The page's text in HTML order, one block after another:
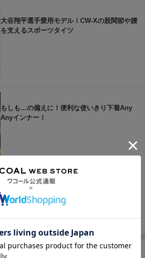
大谷翔平選手愛用モデル！CW-Xの股関節や腰
を支えるスポーツタイツ
もしも…の備えに！便利な使いきり下着Any
Anyインナー！
もっと見る